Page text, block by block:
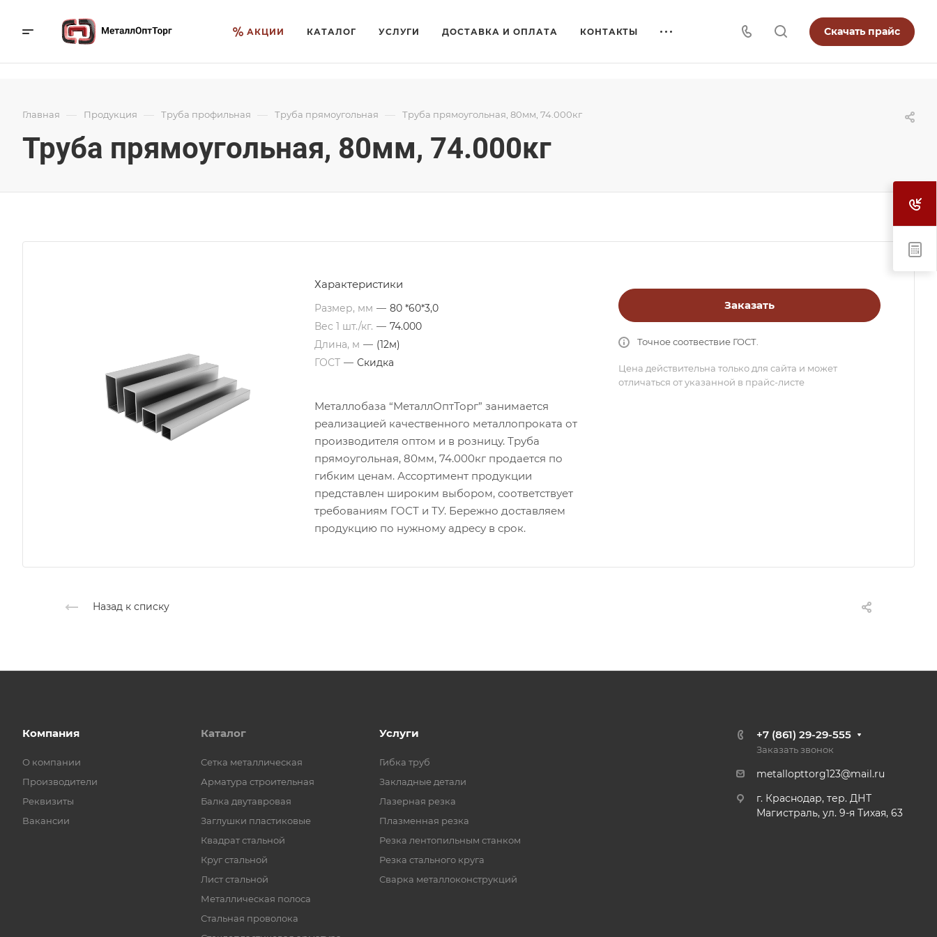
АКЦИИ КАТАЛОГ УСЛУГИ ДОСТАВКА И ОПЛАТА КОНТАКТЫ Скачать прайс
Главная — Продукция — Труба профильная — Труба прямоугольная — Труба прямоугольная, 80мм, 74.000кг
Труба прямоугольная, 80мм, 74.000кг
Характеристики
Размер, мм — 80 *60*3,0
Вес 1 шт./кг. — 74.000
Длина, м — (12м)
ГОСТ — Скидка
Металлобаза “МеталлОптТорг” занимается
реализацией качественного металлопроката от
производителя оптом и в розницу. Труба
прямоугольная, 80мм, 74.000кг продается по
гибким ценам. Ассортимент продукции
представлен широким выбором, соответствует
требованиям ГОСТ и ТУ. Бережно доставляем
продукцию по нужному адресу в срок.
Заказать
Точное соотвествие ГОСТ.
Цена действительна только для сайта и может
отличаться от указанной в прайс-листе
Назад к списку
Компания
О компании
Производители
Реквизиты
Вакансии
Каталог
Cетка металлическая
Арматура строительная
Балка двутавровая
Заглушки пластиковые
Квадрат стальной
Круг стальной
Лист стальной
Металлическая полоса
Стальная проволока
Услуги
Гибка труб
Закладные детали
Лазерная резка
Плазменная резка
Резка лентопильным станком
Резка стального круга
Сварка металлоконструкций
+7 (861) 29-29-555
Заказать звонок
metallopttorg123@mail.ru
г. Краснодар, тер. ДНТ
Магистраль, ул. 9-я Тихая, 63